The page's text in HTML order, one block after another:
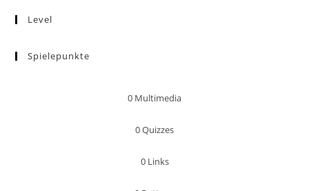
Level
Spielepunkte
0 Multimedia
0Quizzes
0 Links